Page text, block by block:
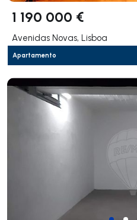
1 190 000 €
Avenidas Novas, Lisboa
Apartamento